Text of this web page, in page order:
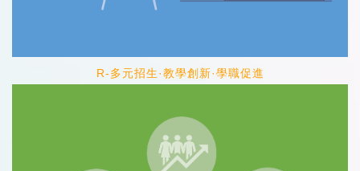
R-多元招生·教學創新·學職促進